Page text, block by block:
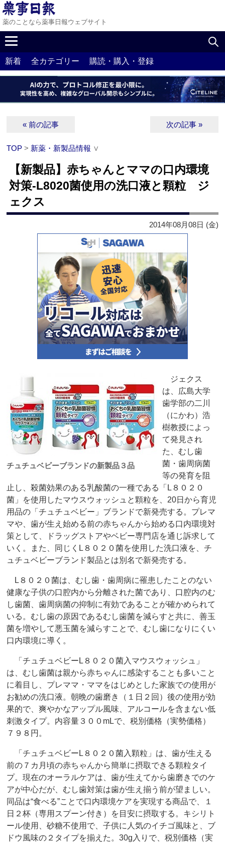
薬のことなら薬事日報ウェブサイト
新着 全カテゴリー 購読・購入・登録
« 前の記事 次の記事 »
TOP > 新薬・新製品情報 ∨
【新製品】赤ちゃんとママの口内環境
対策‐L8020菌使用の洗口液と顆粒 ジ
ェクス
2014年08月08日 (金)
チュチュベビーブランドの新製品３品
ジェクス
は、広島大学
歯学部の二川
（にかわ）浩
樹教授によっ
て発見され
た、むし歯
菌・歯周病菌
等の発育を阻
止し、殺菌効果のある乳酸菌の一種である「L８０２０
菌」を使用したマウスウォッシュと顆粒を、20日から育児
用品の「チュチュベビー」ブランドで新発売する。プレマ
マや、歯が生え始める前の赤ちゃんから始める口内環境対
策として、ドラッグストアやベビー専門店を通じ訴求して
いく。また、同じくL８０２０菌を使用した洗口液を、チ
ュチュベビーブランド製品とは別名で新発売する。
L８０２０菌は、むし歯・歯周病に罹患したことのない
健康な子供の口腔内から分離された菌であり、口腔内のむ
し歯菌、歯周病菌の抑制に有効であることが確かめられて
いる。むし歯の原因であるむし歯菌を減らすと共に、善玉
菌を増やして悪玉菌を減らすことで、むし歯になりにくい
口内環境に導く。
「チュチュベビーL８０２０菌入マウスウォッシュ」
は、むし歯菌は親から赤ちゃんに感染することも多いこと
に着目し、プレママ・ママをはじめとした家族での使用が
お勧めの洗口液。朝晩の歯磨き（１日２回）後の使用が効
果的で、爽やかなアップル風味、アルコールを含まない低
刺激タイプ。内容量３００mLで、税別価格（実勢価格）
７９８円。
「チュチュベビーL８０２０菌入顆粒」は、歯が生える
前の７カ月頃の赤ちゃんから簡単に摂取できる顆粒タイ
プ。現在のオーラルケアは、歯が生えてから歯磨きでのケ
アが中心だが、むし歯対策は歯が生え揃う前が望ましい。
同品は“食べる”ことで口内環境ケアを実現する商品で、１
日２杯（専用スプーン付き）を目安に摂取する。キシリト
ール使用、砂糖不使用で、子供に人気のイチゴ風味と、ブ
ドウ風味の２タイプを揃えた。30g入りで、税別価格（実